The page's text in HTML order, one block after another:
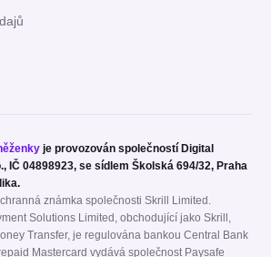
je provozován společností Digital
IČ 04898923, se sídlem Školská 694/32, Praha
známka společnosti Skrill Limited.
Solutions Limited, obchodující jako Skrill,
Transfer, je regulována bankou Central Bank
Mastercard vydává společnost Paysafe